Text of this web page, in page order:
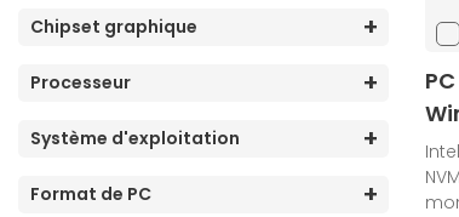
Chipset graphique
Processeur
Système d'exploitation
Format de PC